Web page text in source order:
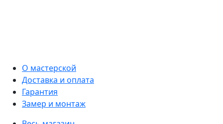
О мастерской
Доставка и оплата
Гарантия
Замер и монтаж